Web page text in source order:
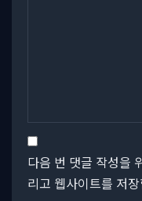
다음 번 댓글 작성을
리고 웹사이트를 저